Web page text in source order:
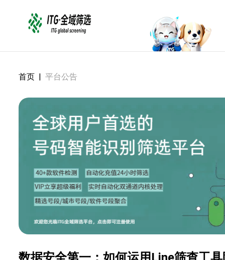
首页 | 平台公告